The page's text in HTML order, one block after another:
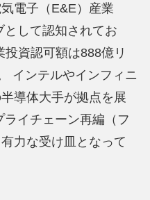
電子（E&E）産業
して認知されてお
投資認可額は888億リ
インテルやインフィニ
導体大手が拠点を展
イチェーン再編（フ
力な受け皿となって